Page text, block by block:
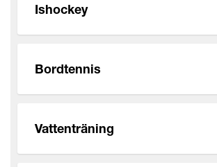
Ishockey
Bordtennis
Vattenträning